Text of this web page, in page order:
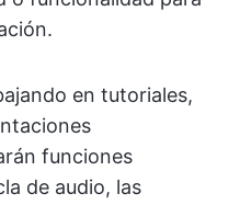
en tutoriales,
funciones
de audio, las